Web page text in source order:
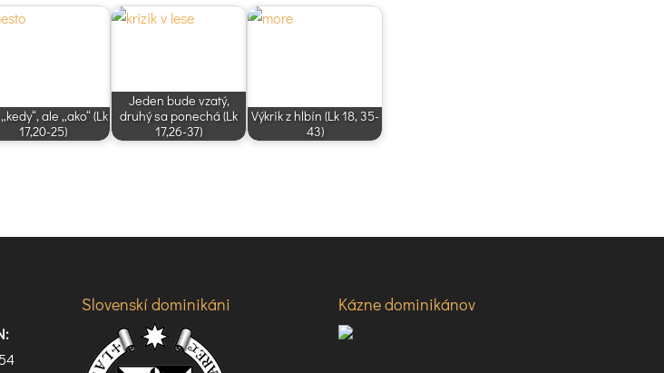
ale „ako“ (Lk
17,20-25)
Jeden bude vzatý,
druhý sa ponechá (Lk
17,26-37)
Výkrik z hlbín (Lk 18, 35-
43)
Slovenskí dominikáni Kázne dominikánov